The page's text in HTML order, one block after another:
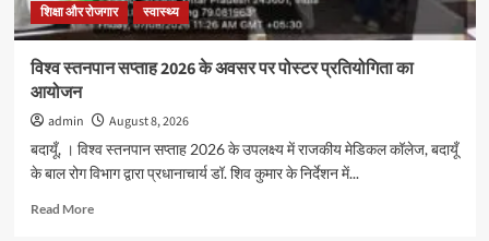
शिक्षा और रोजगार स्वास्थ्य
विश्व स्तनपान सप्ताह 2026 के अवसर पर पोस्टर प्रतियोगिता का
आयोजन
admin
August 8, 2026
बदायूँ, । विश्व स्तनपान सप्ताह 2026 के उपलक्ष्य में राजकीय मेडिकल कॉलेज, बदायूँ
के बाल रोग विभाग द्वारा प्रधानाचार्य डॉ. शिव कुमार के निर्देशन में...
Read MoreRead